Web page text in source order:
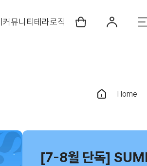
커뮤니티 테라로직
Home
[7-8월 단독]